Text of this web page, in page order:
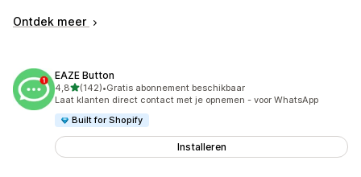
Ontdek meer
EAZE Button
4,8van 5 sterren
(142)
142 recensies in totaal
•Gratis abonnement beschikbaar
Laat klanten direct contact met je opnemen - voor WhatsApp
Built for Shopify
Installeren